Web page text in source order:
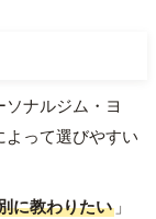
ナルジム・ヨ
よって選びやすい
に教わりたい 」